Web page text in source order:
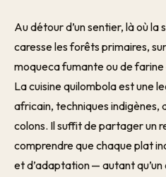
Au détour d’un sentier, là où la
caresse les forêts primaires,
moqueca fumante ou de
La cuisine quilombola est une
africain, techniques indigènes,
colons. Il suffit de partager un
comprendre que chaque plat
et d’adaptation — autant